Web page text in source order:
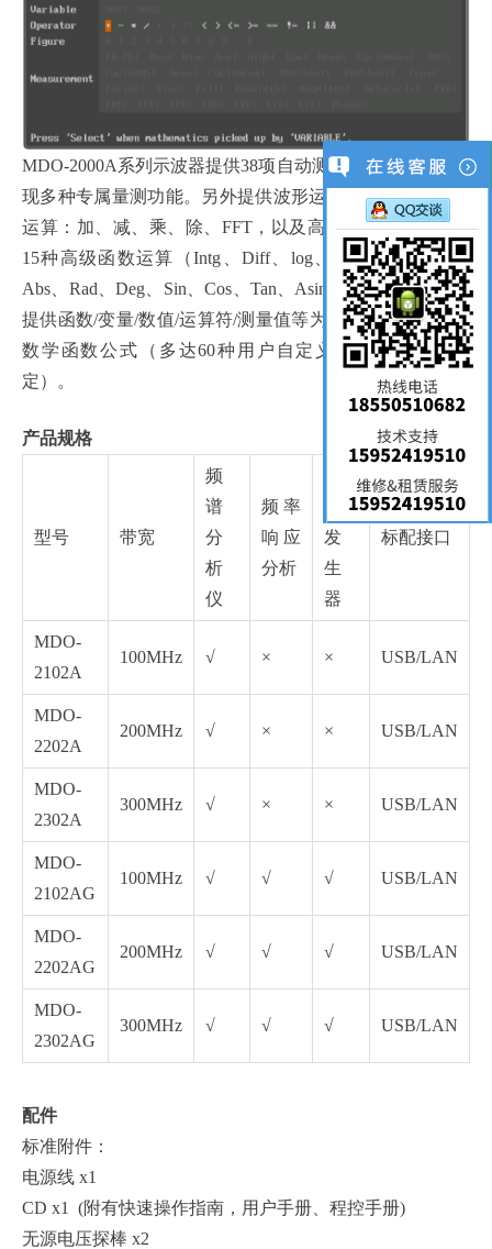
MDO-2000A系列示波器提供38项自动测量参数可选择，实
现多种专属量测功能。另外提供波形运算功能，基本数学
运算：加、减、乘、除、FFT，以及高级数学运算，提供
15种高级函数运算（Intg、Diff、log、Ln、Exp、Sqrt、
Abs、Rad、Deg、Sin、Cos、Tan、Asin、Acos、Atan），
提供函数/变量/数值/运算符/测量值等为基础的用户自定义
数学函数公式（多达60种用户自定义波形函数参数设
定）。
产品规格
型号 带宽
频
谱
分
析
仪
频率
响应
分析
发
生
器
标配接口
MDO-
2102A
100MHz √ × × USB/LAN
MDO-
2202A
200MHz √ × × USB/LAN
MDO-
2302A
300MHz √ × × USB/LAN
MDO-
2102AG
100MHz √ √ √ USB/LAN
MDO-
2202AG
200MHz √ √ √ USB/LAN
MDO-
2302AG
300MHz √ √ √ USB/LAN
配件
标准附件：
电源线 x1
CD x1 (附有快速操作指南，用户手册、程控手册)
无源电压探棒 x2